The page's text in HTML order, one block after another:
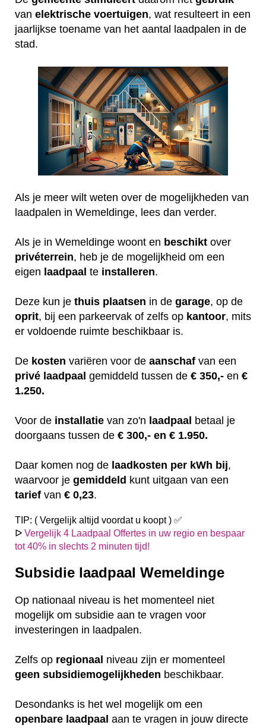
van elektrische voertuigen, wat resulteert in een
jaarlijkse toename van het aantal laadpalen in de
stad.
Als je meer wilt weten over de mogelijkheden van
laadpalen in Wemeldinge, lees dan verder.
Als je in Wemeldinge woont en beschikt over
privéterrein, heb je de mogelijkheid om een
eigen laadpaal te installeren.
Deze kun je thuis plaatsen in de garage, op de
oprit, bij een parkeervak of zelfs op kantoor, mits
er voldoende ruimte beschikbaar is.
De kosten variëren voor de aanschaf van een
privé laadpaal gemiddeld tussen de € 350,- en €
1.250.
Voor de installatie van zo'n laadpaal betaal je
doorgaans tussen de € 300,- en € 1.950.
Daar komen nog de laadkosten per kWh bij,
waarvoor je gemiddeld kunt uitgaan van een
tarief van € 0,23.
TIP: ( Vergelijk altijd voordat u koopt ) ✅
ᐅ Vergelijk 4 Laadpaal Offertes in uw regio en bespaar
tot 40% in slechts 2 minuten tijd!
Subsidie laadpaal Wemeldinge
Op nationaal niveau is het momenteel niet
mogelijk om subsidie aan te vragen voor
investeringen in laadpalen.
Zelfs op regionaal niveau zijn er momenteel
geen subsidiemogelijkheden beschikbaar.
Desondanks is het wel mogelijk om een
openbare laadpaal aan te vragen in jouw directe